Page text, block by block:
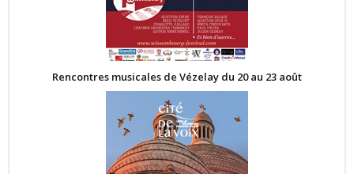
Rencontres musicales de Vézelay du 20 au 23 août